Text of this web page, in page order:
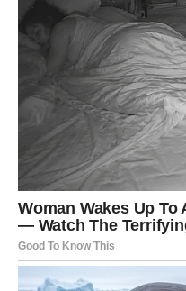
stabilniji. Ako ste
bez mnogo
da budete nešto što niste.
Poruka zvezda za
Kada prestanete da
do vas. Sada je vreme da